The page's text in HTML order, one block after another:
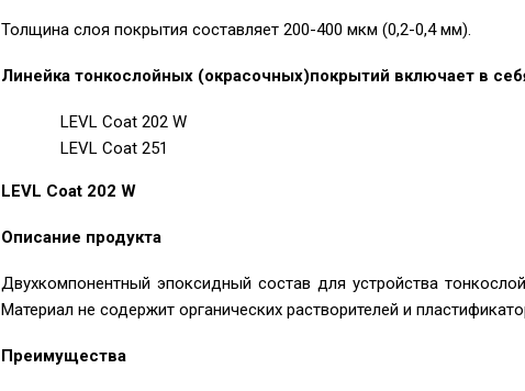
Толщина слоя покрытия составляет 200-400 мкм (0,2-0,4 мм).
Линейка тонкослойных (окрасочных)покрытий включает в
LEVL Coat 202 W
LEVL Coat 251
LEVL Coat 202 W
Описание продукта
Двухкомпонентный эпоксидный состав для устройства
Материал не содержит органических растворителей и
Преимущества